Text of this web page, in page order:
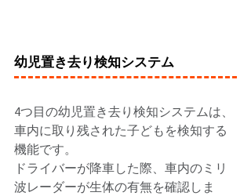
幼児置き去り検知システム
4つ目の幼児置き去り検知システムは、
車内に取り残された子どもを検知する
機能です。
ドライバーが降車した際、車内のミリ
波レーダーが生体の有無を確認しま